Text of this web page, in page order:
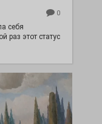
0
себя
раз этот статус